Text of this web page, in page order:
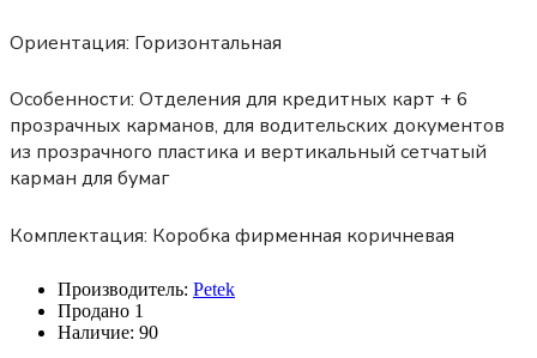
Ориентация: Горизонтальная
Особенности: Отделения для кредитных карт + 6
прозрачных карманов, для водительских документов
из прозрачного пластика и вертикальный сетчатый
карман для бумаг
Комплектация: Коробка фирменная коричневая
Производитель: Petek
Продано 1
Наличие: 90